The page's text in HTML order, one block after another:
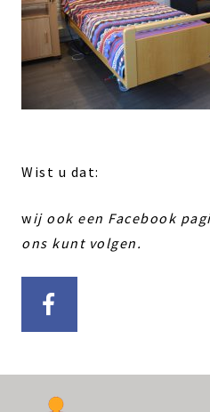
Wist u dat:
wij ook een Facebook
ons kunt volgen.